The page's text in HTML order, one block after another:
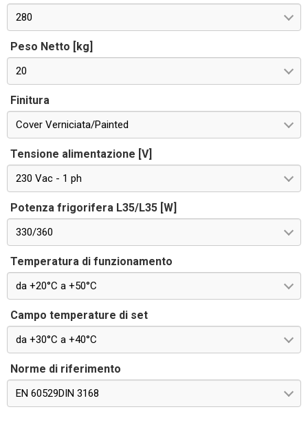
280
Peso Netto [kg]
20
Finitura
Cover Verniciata/Painted
Tensione alimentazione [V]
230 Vac - 1 ph
Potenza frigorifera L35/L35 [W]
330/360
Temperatura di funzionamento
da +20°C a +50°C
Campo temperature di set
da +30°C a +40°C
Norme di riferimento
EN 60529DIN 3168